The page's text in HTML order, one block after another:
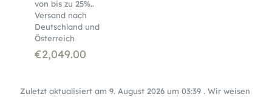
von bis zu 25%..
Versand nach
Deutschland und
Österreich
€2,049.00
Zuletzt aktualisiert am 9. August 2026 um 03:39 . Wir weisen